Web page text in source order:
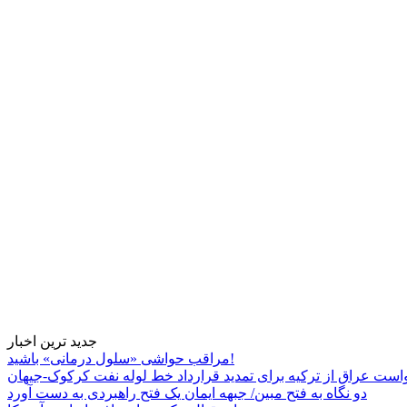
جدید ترین اخبار
مراقب حواشی «سلول درمانی» باشید!
عراق از ترکیه برای تمدید قرارداد خط لوله نفت کرکوک-جیهان
دو نگاه به فتح مبین/ جبهه ایمان یک فتح راهبردی به دست آورد